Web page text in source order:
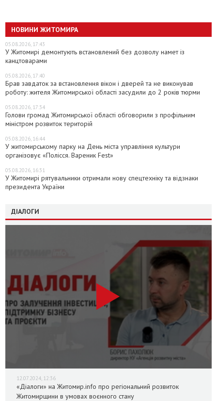
НОВИНИ ЖИТОМИРА
05.08.2026, 17:43
У Житомирі демонтують встановлений без дозволу намет із
канцтоварами
05.08.2026, 17:40
Брав завдаток за встановлення вікон і дверей та не виконував
роботу: жителя Житомирської області засудили до 2 років тюрми
05.08.2026, 17:34
Голови громад Житомирської області обговорили з профільним
міністром розвиток територій
05.08.2026, 16:44
У житомирському парку на День міста управління культури
організовує «Полісся. Вареник Fest»
05.08.2026, 16:31
У Житомирі рятувальники отримали нову спецтехніку та відзнаки
президента України
ДІАЛОГИ
12.07.2024, 12:36
«Діалоги» на Житомир.info про регіональний розвиток
Житомирщини в умовах воєнного стану